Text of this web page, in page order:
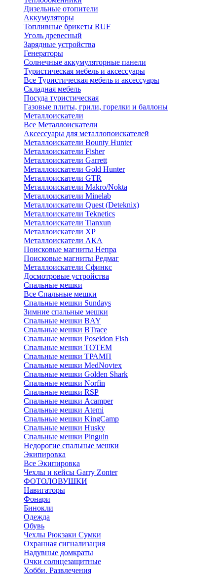
Дизельные отопители
Аккумуляторы
Топливные брикеты RUF
Уголь древесный
Зарядные устройства
Генераторы
Солнечные аккумуляторные панели
Туристическая мебель и аксессуары
Все Туристическая мебель и аксессуары
Складная мебель
Посуда туристическая
Газовые плиты, грили, горелки и баллоны
Металлоискатели
Все Металлоискатели
Аксессуары для металлопоискателей
Металлоискатели Bounty Hunter
Металлоискатели Fisher
Металлоискатели Garrett
Металлоискатели Gold Hunter
Металлоискатели GTR
Металлоискатели Makro/Nokta
Металлоискатели Minelab
Металлоискатели Quest (Deteknix)
Металлоискатели Teknetics
Металлоискатели Tianxun
Металлоискатели XP
Металлоискатели АКА
Поисковые магниты Непра
Поисковые магниты Редмаг
Металлоискатели Сфинкс
Досмотровые устройства
Спальные мешки
Все Спальные мешки
Спальные мешки Sundays
Зимние спальные мешки
Спальные мешки BAY
Спальные мешки BTrace
Спальные мешки Poseidon Fish
Спальные мешки ТОТЕМ
Спальные мешки ТРАМП
Cпальные мешки MedNovtex
Спальные мешки Golden Shark
Спальные мешки Norfin
Спальные мешки RSP
Спальные мешки Acamper
Спальные мешки Atemi
Спальные мешки KingCamp
Спальные мешки Husky
Спальные мешки Pinguin
Недорогие спальные мешки
Экипировка
Все Экипировка
Чехлы и кейсы Garry Zonter
ФОТОЛОВУШКИ
Навигаторы
Фонари
Бинокли
Одежда
Обувь
Чехлы Рюкзаки Сумки
Охранная сигнализация
Надувные домкраты
Очки солнцезащитные
Хобби. Развлечения